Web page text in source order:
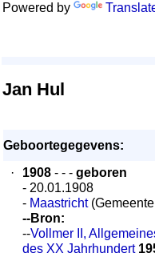
Powered by
Jan Hul
Geboortegegevens:
·
1908 - - - geboren
- 20.01.1908
- Maastricht
--Bron:
--Vollmer II,
des XX Jahrhundert